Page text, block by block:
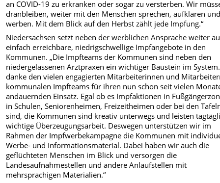
an COVID-19 zu erkranken oder sogar zu versterben. Wir
dranbleiben, weiter mit den Menschen sprechen, aufklären
werben. Mit dem Blick auf den Herbst zählt jede Impfung.“
Niedersachsen setzt neben der werblichen Ansprache weiter
einfach erreichbare, niedrigschwellige Impfangebote in den
Kommunen. „Die Impfteams der Kommunen sind neben den
niedergelassenen Arztpraxen ein wichtiger Baustein im
danke den vielen engagierten Mitarbeiterinnen und
kommunalen Impfteams für ihren nun schon seit vielen
andauernden Einsatz. Egal ob es Impfaktionen in
in Schulen, Seniorenheimen, Freizeitheimen oder bei den
sind, die Kommunen sind kreativ unterwegs und leisten
wichtige Überzeugungsarbeit. Deswegen unterstützen wir im
Rahmen der Impfwerbekampagne die Kommunen mit
Werbe- und Informationsmaterial. Dabei haben wir auch die
geflüchteten Menschen im Blick und versorgen die
Landesaufnahmestellen und andere Anlaufstellen mit
mehrsprachigen Materialien.“